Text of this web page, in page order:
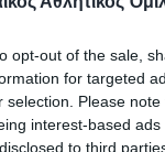
opt-out of the sale,
for targeted
selection. Please
interest-based
to third
έπιας εμε
ο Νίλσεν
ισοφάρισε